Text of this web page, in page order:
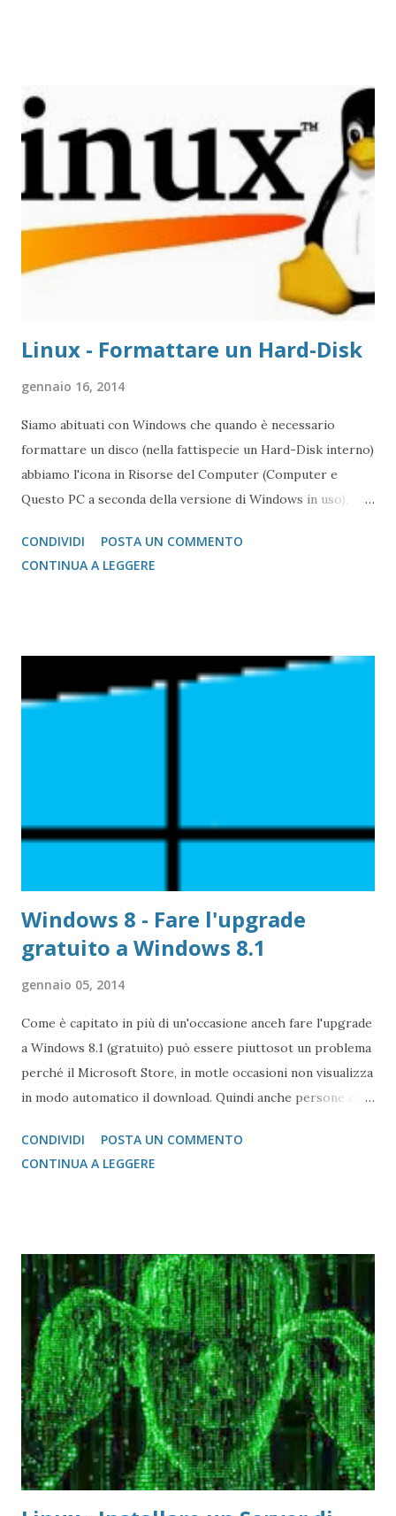
Linux - Formattare un Hard-Disk
gennaio 16, 2014
Siamo abituati con Windows che quando è necessario
formattare un disco (nella fattispecie un Hard-Disk interno)
abbiamo l'icona in Risorse del Computer (Computer e
Questo PC a seconda della versione di Windows in uso),
il file system, che ormai, date le dimensioni dei dischi e
delle memorie è quasi sempre NTFS. Su questo blog
CONDIVIDI
POSTA UN COMMENTO
CONTINUA A LEGGERE
Windows 8 - Fare l'upgrade
gratuito a Windows 8.1
gennaio 05, 2014
Come è capitato in più di un'occasione anceh fare l'upgrade
a Windows 8.1 (gratuito) può essere piuttosot un problema
perché il Microsoft Store, in motle occasioni non visualizza
in modo automatico il download. Quindi anche persone che
si sono trovati innanzi il problema di come fare
l'aggiornamento.
CONDIVIDI
POSTA UN COMMENTO
CONTINUA A LEGGERE